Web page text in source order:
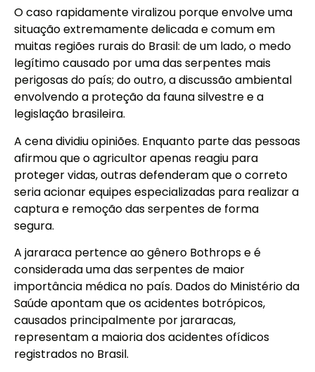
O caso rapidamente viralizou porque envolve uma
situação extremamente delicada e comum em
muitas regiões rurais do Brasil: de um lado, o medo
legítimo causado por uma das serpentes mais
perigosas do país; do outro, a discussão ambiental
envolvendo a proteção da fauna silvestre e a
legislação brasileira.
A cena dividiu opiniões. Enquanto parte das pessoas
afirmou que o agricultor apenas reagiu para
proteger vidas, outras defenderam que o correto
seria acionar equipes especializadas para realizar a
captura e remoção das serpentes de forma
segura.
A jararaca pertence ao gênero Bothrops e é
considerada uma das serpentes de maior
importância médica no país. Dados do Ministério da
Saúde apontam que os acidentes botrópicos,
causados principalmente por jararacas,
representam a maioria dos acidentes ofídicos
registrados no Brasil.